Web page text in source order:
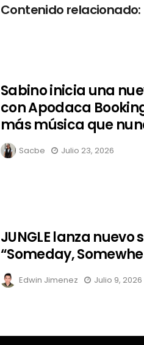
Contenido relacionado:
Sabino inicia una
con Apodaca
más música que
Sacbe Julio 23, 2026
JUNGLE lanza nuevo
“Someday,
Edwin Jimenez Julio 9, 2026